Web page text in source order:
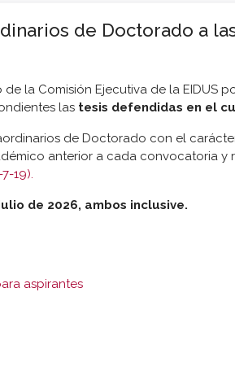
de Doctorado a
la Comisión Ejecutiva de la EIDUS
las tesis defendidas en el
de Doctorado con el
anterior a cada convocatoria y
19).
de 2026, ambos inclusive.
aspirantes